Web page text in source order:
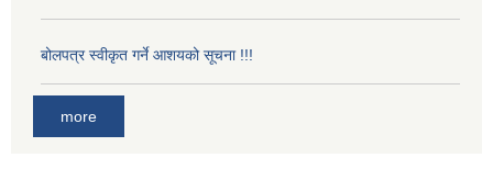
बोलपत्र स्वीकृत गर्ने आशयको सूचना !!!
more